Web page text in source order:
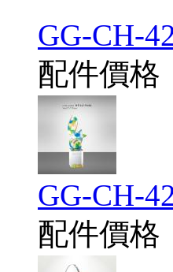
GG-CH-
配件價格
GG-CH-
配件價格